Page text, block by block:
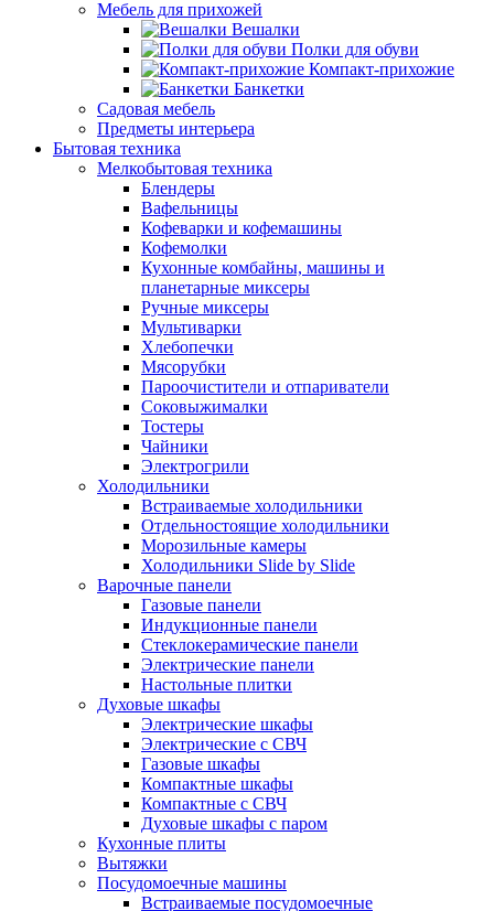
Мебель для прихожей
Вешалки
Полки для обуви
Компакт-прихожие
Банкетки
Садовая мебель
Предметы интерьера
Бытовая техника
Мелкобытовая техника
Блендеры
Вафельницы
Кофеварки и кофемашины
Кофемолки
Кухонные комбайны, машины и
планетарные миксеры
Ручные миксеры
Мультиварки
Хлебопечки
Мясорубки
Пароочистители и отпариватели
Соковыжималки
Тостеры
Чайники
Электрогрили
Холодильники
Встраиваемые холодильники
Отдельностоящие холодильники
Морозильные камеры
Холодильники Slide by Slide
Варочные панели
Газовые панели
Индукционные панели
Стеклокерамические панели
Электрические панели
Настольные плитки
Духовые шкафы
Электрические шкафы
Электрические с СВЧ
Газовые шкафы
Компактные шкафы
Компактные с СВЧ
Духовые шкафы с паром
Кухонные плиты
Вытяжки
Посудомоечные машины
Встраиваемые посудомоечные